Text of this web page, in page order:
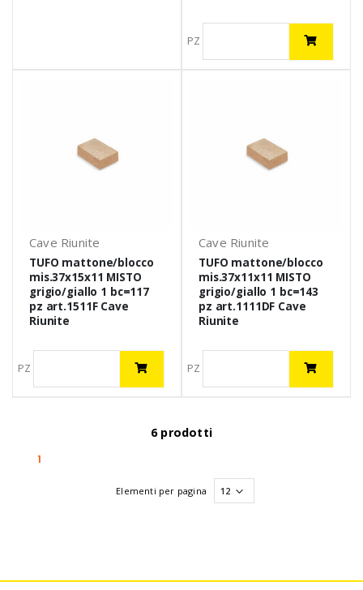
PZ
Cave Riunite
TUFO mattone/blocco
mis.37x15x11 MISTO
grigio/giallo 1 bc=117
pz art.1511F Cave
Riunite
PZ
Cave Riunite
TUFO mattone/blocco
mis.37x11x11 MISTO
grigio/giallo 1 bc=143
pz art.1111DF Cave
Riunite
PZ
6 prodotti
1
Elementi per pagina